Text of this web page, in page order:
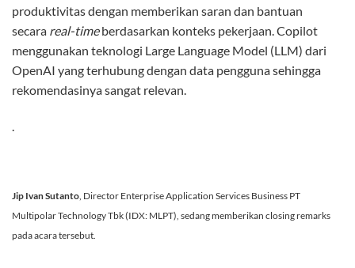
produktivitas dengan memberikan saran dan bantuan
secara real-timeberdasarkan konteks pekerjaan. Copilot
menggunakan teknologi Large Language Model (LLM) dari
OpenAI yang terhubung dengan data pengguna sehingga
rekomendasinya sangat relevan.
.
Jip Ivan Sutanto , Director Enterprise Application Services Business PT
Multipolar Technology Tbk (IDX: MLPT), sedang memberikan closing remarks
pada acara tersebut.